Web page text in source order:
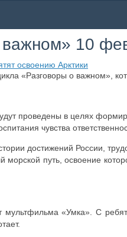
10
«Разговоры о важном»,
проведены в целях
чувства
достижений России,
путь, освоение
мультфильма «Умка». С